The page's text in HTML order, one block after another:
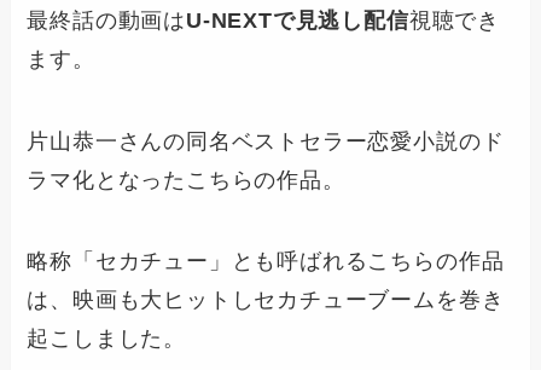
最終話の動画はU-NEXTで見逃し配信視聴でき
ます。
片山恭一さんの同名ベストセラー恋愛小説のド
ラマ化となったこちらの作品。
略称「セカチュー」とも呼ばれるこちらの作品
は、映画も大ヒットしセカチューブームを巻き
起こしました。